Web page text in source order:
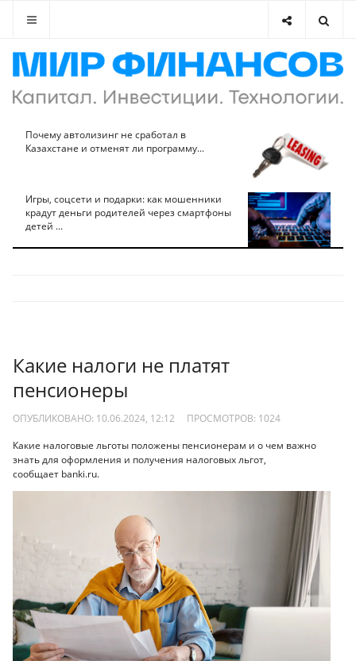
Почему автолизинг не сработал в
Казахстане и отменят ли программу...
Игры, соцсети и подарки: как мошенники
крадут деньги родителей через смартфоны
детей ...
Какие налоги не платят
пенсионеры
ОПУБЛИКОВАНО: 10.06.2024, 12:12 ПРОСМОТРОВ: 1024
Какие налоговые льготы положены пенсионерам и о чем важно
знать для оформления и получения налоговых льгот,
сообщает banki.ru.